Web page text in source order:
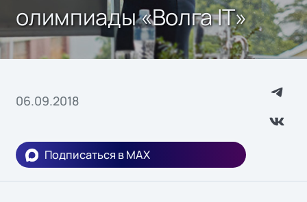
олимпиады «Волга IT»
06.09.2018
Подписаться в MAX